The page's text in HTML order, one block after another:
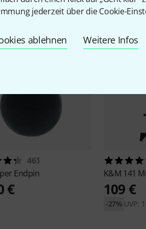
jederzeit über die Cookie-
ablehnen Weitere Infos
461
Endpin
€
K&M 141
109 €
UVP:
-27%